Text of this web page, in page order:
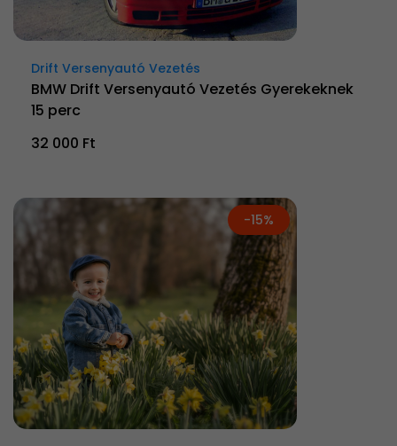
Drift Versenyautó Vezetés
BMW Drift Versenyautó Vezetés Gyerekeknek
15 perc
32 000 Ft
-15%